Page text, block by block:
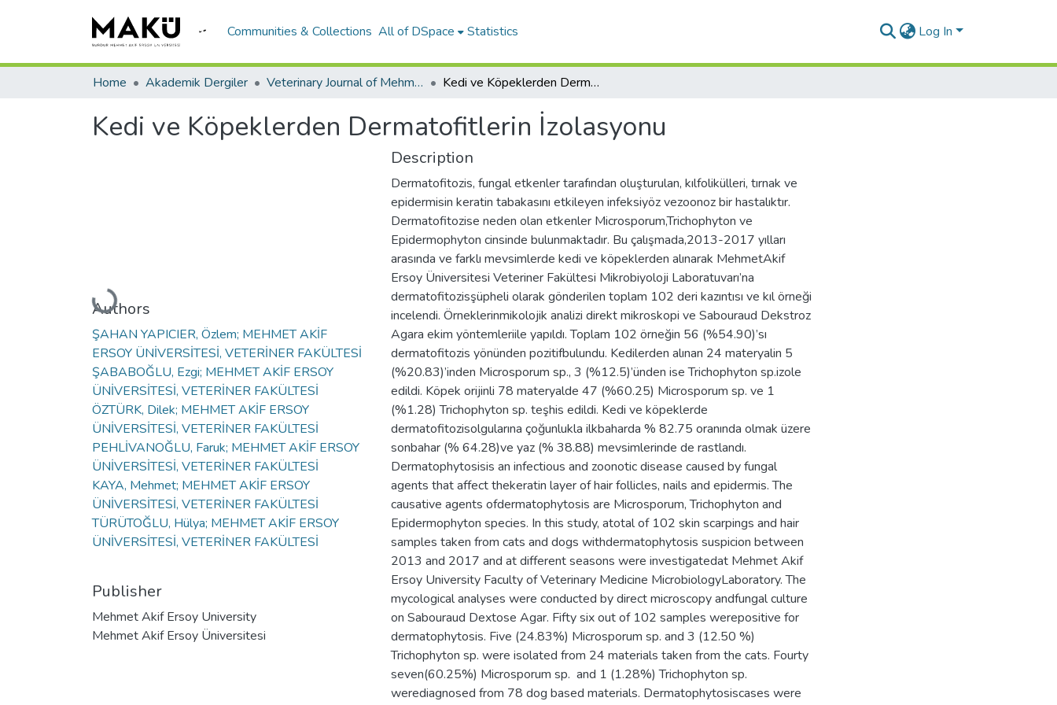
Communities & Collections All of DSpace Statistics Log In
Home Akademik Dergiler Veterinary Journal of Mehmet Akif Ersoy University Kedi ve Köpeklerden Dermatofitlerin İzolasyonu
Kedi ve Köpeklerden Dermatofitlerin İzolasyonu
Loading...
Authors
ŞAHAN YAPICIER, Özlem; MEHMET AKİF
ERSOY ÜNİVERSİTESİ, VETERİNER FAKÜLTESİ
ŞABABOĞLU, Ezgi; MEHMET AKİF ERSOY
ÜNİVERSİTESİ, VETERİNER FAKÜLTESİ
ÖZTÜRK, Dilek; MEHMET AKİF ERSOY
ÜNİVERSİTESİ, VETERİNER FAKÜLTESİ
PEHLİVANOĞLU, Faruk; MEHMET AKİF ERSOY
ÜNİVERSİTESİ, VETERİNER FAKÜLTESİ
KAYA, Mehmet; MEHMET AKİF ERSOY
ÜNİVERSİTESİ, VETERİNER FAKÜLTESİ
TÜRÜTOĞLU, Hülya; MEHMET AKİF ERSOY
ÜNİVERSİTESİ, VETERİNER FAKÜLTESİ
Publisher
Mehmet Akif Ersoy University
Mehmet Akif Ersoy Üniversitesi
Description
Dermatofitozis, fungal etkenler tarafından oluşturulan, kılfolikülleri, tırnak ve
epidermisin keratin tabakasını etkileyen infeksiyöz vezoonoz bir hastalıktır.
Dermatofitozise neden olan etkenler Microsporum,Trichophyton ve
Epidermophyton cinsinde bulunmaktadır. Bu çalışmada,2013-2017 yılları
arasında ve farklı mevsimlerde kedi ve köpeklerden alınarak MehmetAkif
Ersoy Üniversitesi Veteriner Fakültesi Mikrobiyoloji Laboratuvarı’na
dermatofitozisşüpheli olarak gönderilen toplam 102 deri kazıntısı ve kıl örneği
incelendi. Örneklerinmikolojik analizi direkt mikroskopi ve Sabouraud Dekstroz
Agara ekim yöntemleriile yapıldı. Toplam 102 örneğin 56 (%54.90)’sı
dermatofitozis yönünden pozitifbulundu. Kedilerden alınan 24 materyalin 5
(%20.83)’inden Microsporum sp., 3 (%12.5)’ünden ise Trichophyton sp.izole
edildi. Köpek orijinli 78 materyalde 47 (%60.25) Microsporum sp. ve 1
(%1.28) Trichophyton sp. teşhis edildi. Kedi ve köpeklerde
dermatofitozisolgularına çoğunlukla ilkbaharda % 82.75 oranında olmak üzere
sonbahar (% 64.28)ve yaz (% 38.88) mevsimlerinde de rastlandı.
Dermatophytosisis an infectious and zoonotic disease caused by fungal
agents that affect thekeratin layer of hair follicles, nails and epidermis. The
causative agents ofdermatophytosis are Microsporum, Trichophyton and
Epidermophyton species. In this study, atotal of 102 skin scarpings and hair
samples taken from cats and dogs withdermatophytosis suspicion between
2013 and 2017 and at different seasons were investigatedat Mehmet Akif
Ersoy University Faculty of Veterinary Medicine MicrobiologyLaboratory. The
mycological analyses were conducted by direct microscopy andfungal culture
on Sabouraud Dextose Agar. Fifty six out of 102 samples werepositive for
dermatophytosis. Five (24.83%) Microsporum sp. and 3 (12.50 %)
Trichophyton sp. were isolated from 24 materials taken from the cats. Fourty
seven(60.25%) Microsporum sp. and 1 (1.28%) Trichophyton sp.
werediagnosed from 78 dog based materials. Dermatophytosiscases were